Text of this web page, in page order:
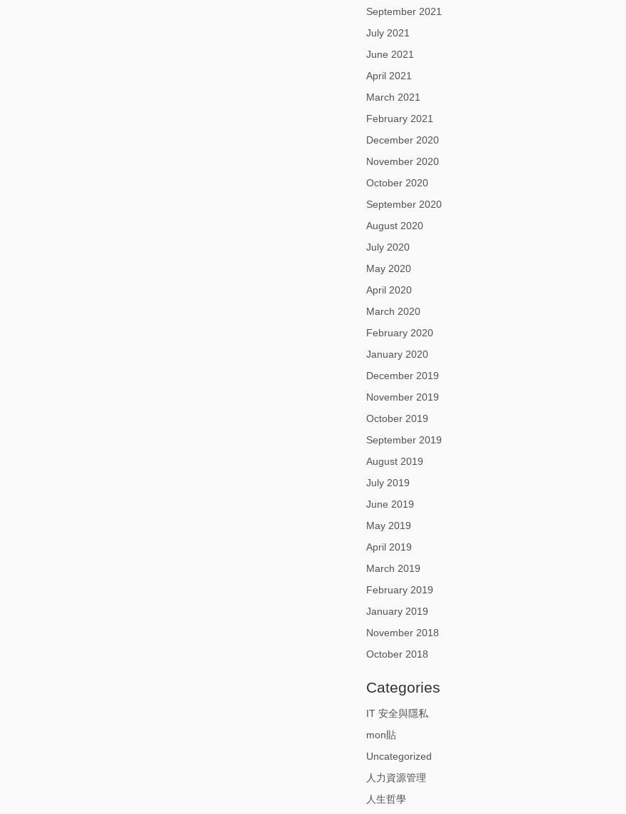
September 2021
July 2021
June 2021
April 2021
March 2021
February 2021
December 2020
November 2020
October 2020
September 2020
August 2020
July 2020
May 2020
April 2020
March 2020
February 2020
January 2020
December 2019
November 2019
October 2019
September 2019
August 2019
July 2019
June 2019
May 2019
April 2019
March 2019
February 2019
January 2019
November 2018
October 2018
Categories
IT 安全與隱私
mon貼
Uncategorized
人力資源管理
人生哲學